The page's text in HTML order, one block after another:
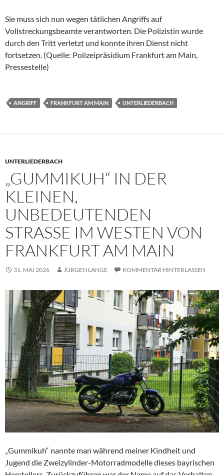
Sie muss sich nun wegen tätlichen Angriffs auf
Vollstreckungsbeamte verantworten. Die Polizistin wurde
durch den Tritt verletzt und konnte ihren Dienst nicht
fortsetzen. (Quelle: Polizeipräsidium Frankfurt am Main,
Pressestelle)
ANGRIFF FRANKFURT AM MAIN UNTERLIEDERBACH
UNTERLIEDERBACH
„GUMMIKUH“ IN DER
KLEINEN,
UNBEDEUTENDEN
STRASSE IM WESTEN VON F
RANKFURT AM MAIN
31. MAI 2026 JÜRGEN LANGE KOMMENTAR HINTERLASSEN
„Gummikuh“ nannte man während meiner Kindheit und
Jugend die Zweizylinder-Motorradmodelle dieses bayrischen